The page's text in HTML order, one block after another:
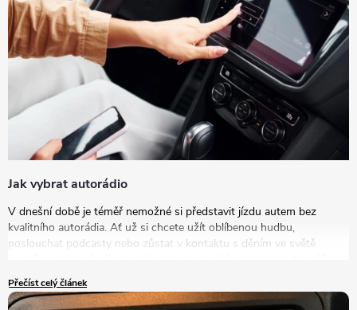
Jak vybrat autorádio
V dnešní době je téměř nemožné si představit jízdu autem bez
kvalitního autorádia. Ať už si chcete užít oblíbenou hudbu,
poslouchat podcasty nebo zůstat v kontaktu s děním ve světě
výrazně zlepšit vaše zážitky na cestách. V tomto článku se podrobně
podíváme na to, jak vybrat autorádio, které bude nejlépe vyhovovat
vašim potřebám a představám.
Přečíst celý článek